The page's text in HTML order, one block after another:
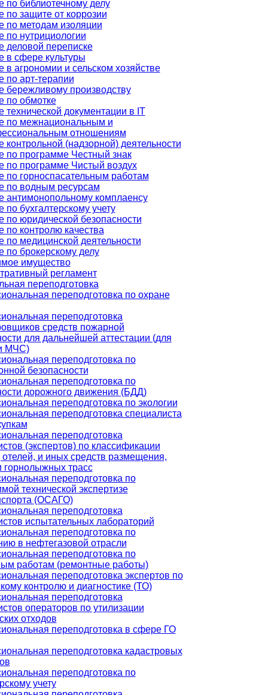
по библиотечному делу
по защите от коррозии
по методам изоляции
по нутрициологии
деловой переписке
в сфере культуры
в агрономии и сельском хозяйстве
по арт-терапии
бережливому производству
по обмотке
технической документации в IT
по межнациональным и
отношениям
контрольной (надзорной) деятельности
по программе Честный знак
по программе Чистый воздух
по горноспасательным работам
по водным ресурсам
антимонопольному комплаенсу
по бухгалтерскому учету
по юридической безопасности
по контролю качества
по медицинской деятельности
по брокерскому делу
имущество
регламент
переподготовка
переподготовка по охране
переподготовка
средств пожарной
для дальнейшей аттестации (для
МЧС)
переподготовка по
безопасности
переподготовка по
дорожного движения (БДД)
переподготовка по экологии
переподготовка специалиста
переподготовка
(экспертов) по классификации
отелей, и иных средств размещения,
горнолыжных трасс
переподготовка по
технической экспертизе
(ОСАГО)
переподготовка
испытательных лабораторий
переподготовка по
в нефтегазовой отрасли
переподготовка по
работам (ремонтные работы)
переподготовка экспертов по
контролю и диагностике (ТО)
переподготовка
операторов по утилизации
отходов
переподготовка в сфере ГО
переподготовка кадастровых
переподготовка по
учету